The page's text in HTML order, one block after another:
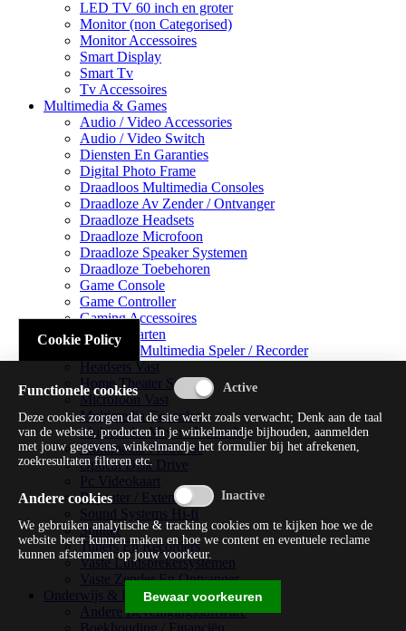
LED TV 60 inch en groter
Monitor (non Categorised)
Monitor Accessoires
Smart Display
Smart Tv
Tv Accessoires
Multimedia & Games
Audio / Video Accessories
Audio / Video Switch
Diensten En Garanties
Digital Photo Frame
Draadloos Multimedia Consoles
Draadloze Av Zender / Ontvanger
Draadloze Headsets
Draadloze Microfoon
Draadloze Speaker Systemen
Draadloze Toebehoren
Game Console
Game Controller
Gaming Accessoires
Geluidskaarten
Handheld Multimedia Speler / Recorder
Headsets Vast
Home Theater Systems
Microfoon Vast
Multimedia Consoles
Multimedia Mixer / Versterker
Multimedia Productie
Optical Disk Drive
Pc Videokaart
Repeater / Extender
Sound Systems Hi-fi
Splitter
Tuners En Recorders
Vaste Luidsprekersystemen
Vaste Zender En Ontvanger
Onderwijs & Recreatie
Andere Beveiligingssoftware
Cookie Policy
Functionele cookies
Deze cookies zorgen dat de site werkt zoals verwacht; Denk aan de taal
van de website, producten in je winkelmandje bijhouden, aanmelden
met jouw gegevens, winkelmandje het formulier bij het afrekenen,
zoekresultaten filteren etc.
Andere cookies
We gebruiken analytische & tracking cookies om te kijken hoe we de
website beter kunnen maken en hoe we content en eventuele reclame
kunnen afstemmen op jouw voorkeur.
Bewaar voorkeuren